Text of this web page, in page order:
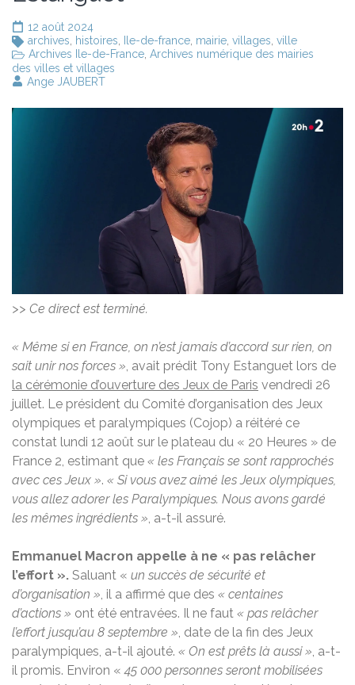
12 août 2024
archives
histoires Ile-de-france mairie villages ville
Archives Ile-de-France Archives numérique des mairies
des villes et villages
Ange JAUBERT
>> Ce direct est terminé.
« Même si en France, on n’est jamais d’accord sur rien, on
sait unir nos forces » , avait prédit Tony Estanguet lors de
la cérémonie d’ouverture des Jeux de Paris vendredi 26
juillet. Le président du Comité d’organisation des Jeux
olympiques et paralympiques (Cojop) a réitéré ce
constat lundi 12 août sur le plateau du « 20 Heures » de
France 2, estimant que « les Français se sont rapprochés
avec ces Jeux ». « Si vous avez aimé les Jeux olympiques,
vous allez adorer les Paralympiques. Nous avons gardé
les mêmes ingrédients » , a-t-il assuré.
Emmanuel Macron appelle à ne « pas relâcher
l’effort ». Saluant « un succès de sécurité et
d’organisation » , il a affirmé que des « centaines
d’actions » ont été entravées. Il ne faut « pas relâcher
l’effort jusqu’au 8 septembre » , date de la fin des Jeux
paralympiques, a-t-il ajouté. « On est prêts là aussi » , a-t-
il promis. Environ «45 000 personnes seront mobilisées